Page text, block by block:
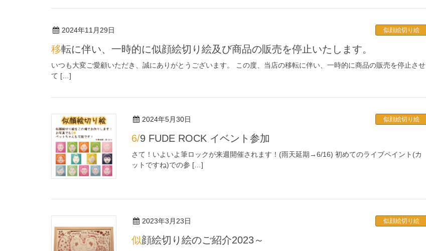
2024年11月29日 似顔絵切り絵
移転に伴い、一時的に似顔絵切り絵及び商品の販売を停止いたします。
いつも大変ご愛顧いただき、誠にありがとうございます。 この度、当店の移転に伴い、一時的に商品の販売を停止させ
て […]
2024年5月30日 似顔絵切り絵
6/9 FUDE ROCK イベント参加
さて！いよいよ筆ロックが来週開催されます！(雨天延期→6/16) 初めてのライブペイント(カ
ットですね)での参 […]
2023年3月23日 似顔絵切り絵
似顔絵切り絵のご紹介2023～